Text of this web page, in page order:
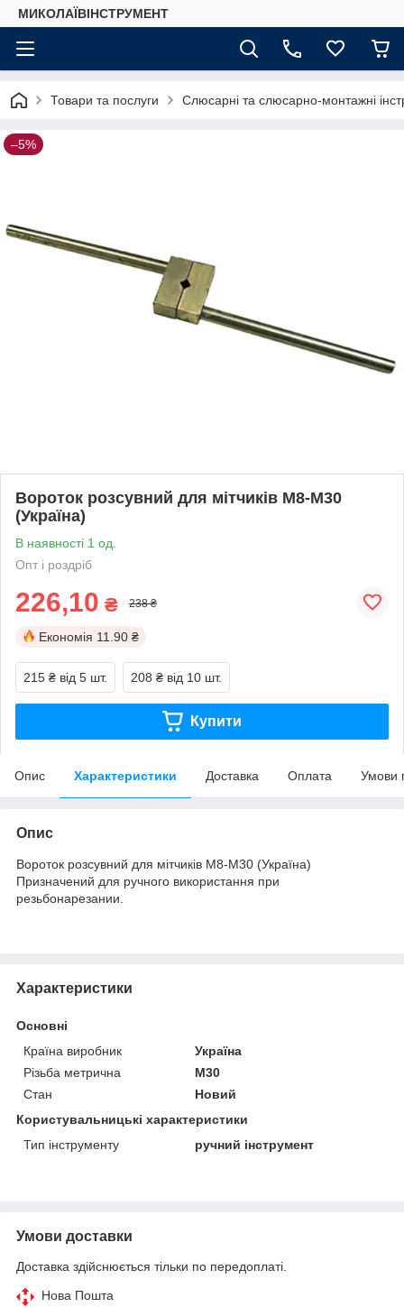
МИКОЛАЇВІНСТРУМЕНТ
Товари та послуги Слюсарні та слюсарно-монтажні
–5%
Вороток розсувний для мітчиків М8-М30
(Україна)
В наявності 1 од.
Опт і роздріб
226,10 ₴ 238 ₴
Економія 11.90 ₴
215 ₴ від 5 шт. 208 ₴ від 10 шт.
Купити
Опис Характеристики Доставка Оплата Умови
Опис
Вороток розсувний для мітчиків М8-М30 (Україна)
Призначений для ручного використання при
резьбонарезании.
Характеристики
Основні
Країна виробник
Україна
Різьба метрична
M30
Стан
Новий
Користувальницькі характеристики
Тип інструменту
ручний інструмент
Умови доставки
Доставка здійснюється тільки по передоплаті.
Нова Пошта